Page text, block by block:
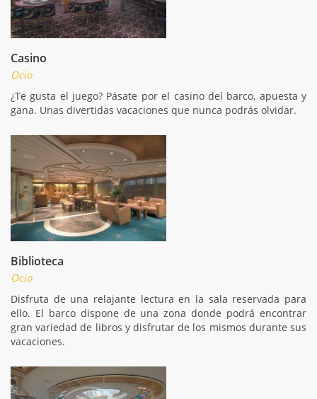
Casino
Ocio
¿Te gusta el juego? Pásate por el casino del barco, apuesta y
gana. Unas divertidas vacaciones que nunca podrás olvidar.
Biblioteca
Ocio
Disfruta de una relajante lectura en la sala reservada para
ello. El barco dispone de una zona donde podrá encontrar
gran variedad de libros y disfrutar de los mismos durante sus
vacaciones.